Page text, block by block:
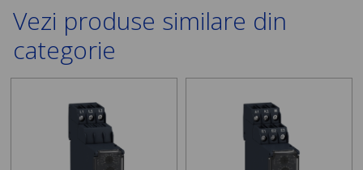
Vezi produse similare din
categorie